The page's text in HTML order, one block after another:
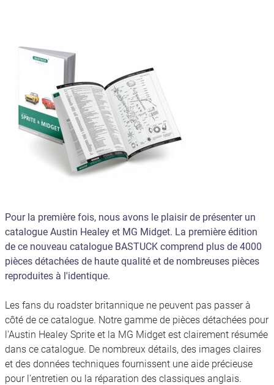
Pour la première fois, nous avons le plaisir de présenter un
catalogue Austin Healey et MG Midget. La première édition
de ce nouveau catalogue BASTUCK comprend plus de 4000
pièces détachées de haute qualité et de nombreuses pièces
reproduites à l'identique.
Les fans du roadster britannique ne peuvent pas passer à
côté de ce catalogue. Notre gamme de pièces détachées pour
l'Austin Healey Sprite et la MG Midget est clairement résumée
dans ce catalogue. De nombreux détails, des images claires
et des données techniques fournissent une aide précieuse
pour l'entretien ou la réparation des classiques anglais.